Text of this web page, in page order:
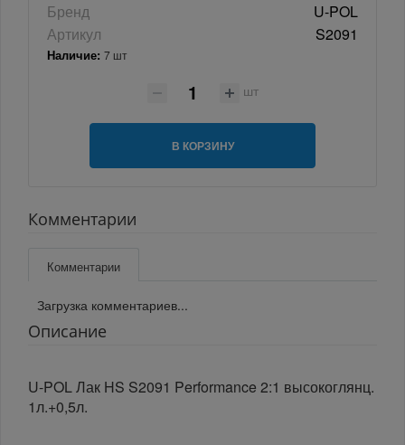
Бренд
U-POL
Артикул
S2091
Наличие: 7 шт
шт
В КОРЗИНУ
Комментарии
Комментарии
Загрузка комментариев...
Описание
U-POL Лак HS S2091 Performance 2:1 высокоглянц.
1л.+0,5л.